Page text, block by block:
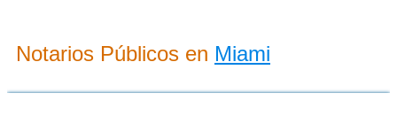
Notarios Públicos en Miami